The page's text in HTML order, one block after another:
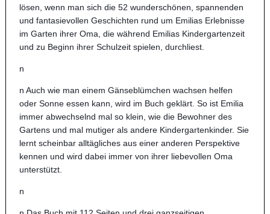
lösen, wenn man sich die 52 wunderschönen, spannenden
und fantasievollen Geschichten rund um Emilias Erlebnisse
im Garten ihrer Oma, die während Emilias Kindergartenzeit
und zu Beginn ihrer Schulzeit spielen, durchliest.
n
n Auch wie man einem Gänseblümchen wachsen helfen
oder Sonne essen kann, wird im Buch geklärt. So ist Emilia
immer abwechselnd mal so klein, wie die Bewohner des
Gartens und mal mutiger als andere Kindergartenkinder. Sie
lernt scheinbar alltägliches aus einer anderen Perspektive
kennen und wird dabei immer von ihrer liebevollen Oma
unterstützt.
n